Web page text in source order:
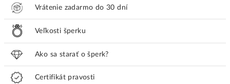
Vrátenie zadarmo do 30 dní
Veľkosti šperku
Ako sa starať o šperk?
Certifikát pravosti